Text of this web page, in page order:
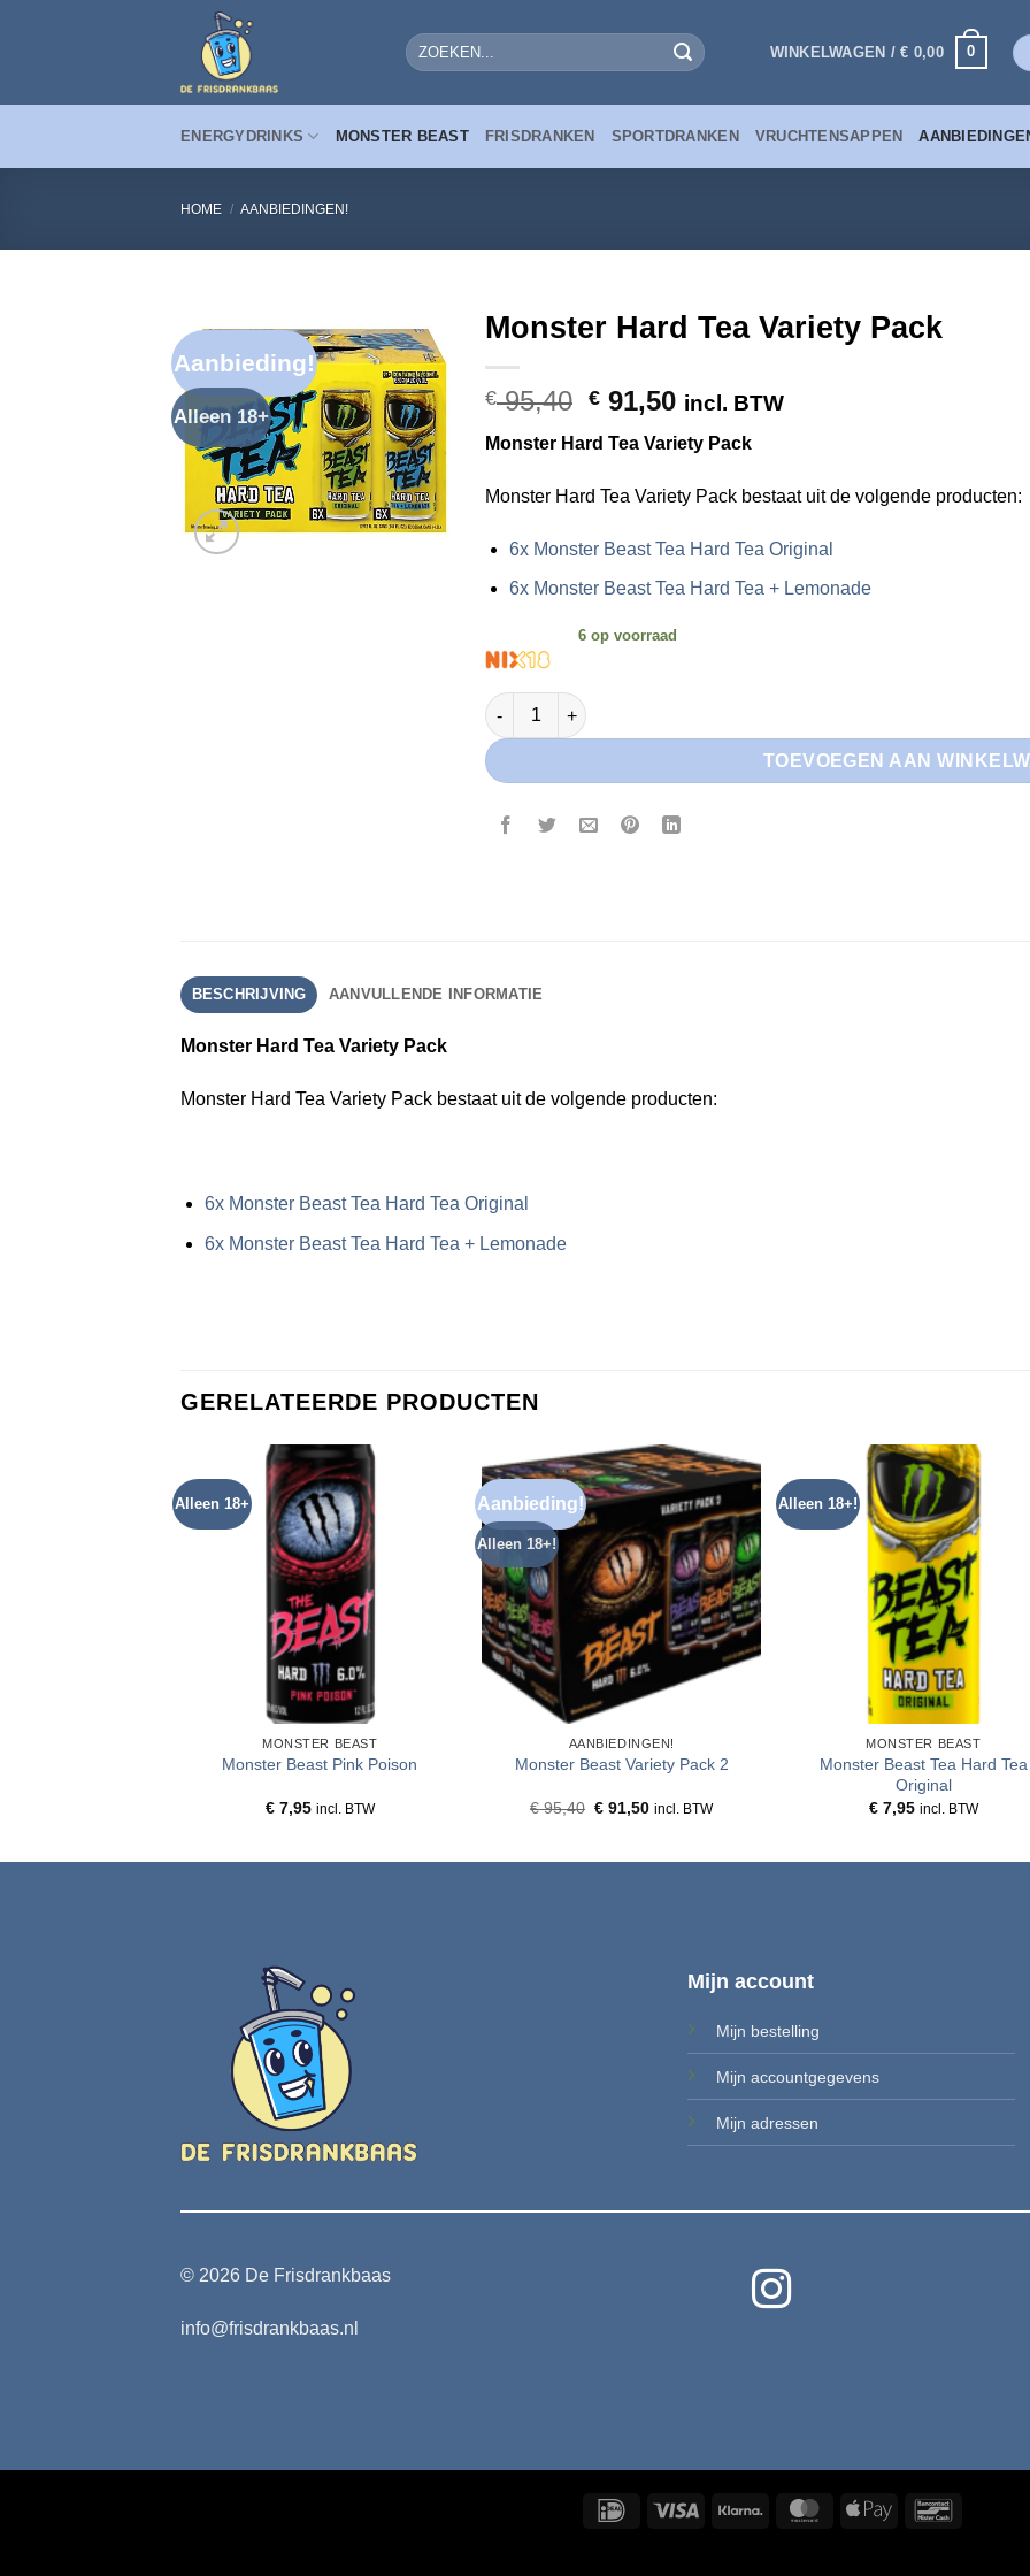
Zoeken
naar:
WINKELWAGEN /€ 0,00 0
ENERGYDRINKS MONSTER BEAST FRISDRANKEN SPORTDRANKEN VRUCHTENSAPPEN
HOME / AANBIEDINGEN!
Aanbieding!
Alleen 18+
Monster Hard Tea Variety Pack
€95,40 Oorspronkelijke
was:
€ 95,40.
€ 91,50Huidige
is:
€ 91,50.
incl. BTW
Monster Hard Tea Variety Pack
Monster Hard Tea Variety Pack bestaat uit de volgende producten:
6x Monster Beast Tea Hard Tea Original
6x Monster Beast Tea Hard Tea + Lemonade
6 op voorraad
Monster Hard Tea Variety Pack aantal
TOEVOEGEN AAN
BESCHRIJVING AANVULLENDE INFORMATIE
Monster Hard Tea Variety Pack
Monster Hard Tea Variety Pack bestaat uit de volgende producten:
6x Monster Beast Tea Hard Tea Original
6x Monster Beast Tea Hard Tea + Lemonade
GERELATEERDE PRODUCTEN
Alleen 18+
MONSTER BEAST
Monster Beast Pink Poison
€7,95 incl. BTW
Aanbieding!
Alleen 18+!
AANBIEDINGEN!
Monster Beast Variety Pack 2
€95,40 Oorspronkelijke
€ 91,50Huidige
incl. BTW
Alleen 18+!
MONSTER BEAST
Monster Beast Tea Hard Tea
Original
€7,95 incl. BTW
Mijn account
Mijn bestelling
Mijn accountgegevens
Mijn adressen
© 2026 De Frisdrankbaas
info@frisdrankbaas.nl
IDeal Visa Klarna MasterCardApple